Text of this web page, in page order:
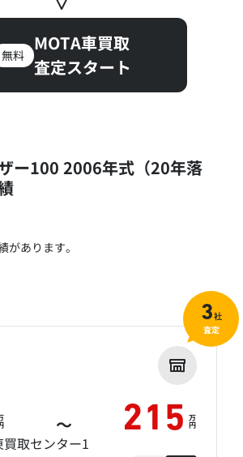
無料
MOTA車買取
査定スタート
ー100 2006年式（20年落
があります。
～ 215 万
円
取センター1
3社
査定